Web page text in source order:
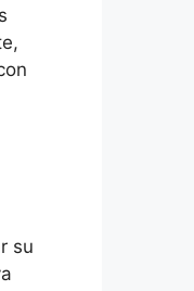
su